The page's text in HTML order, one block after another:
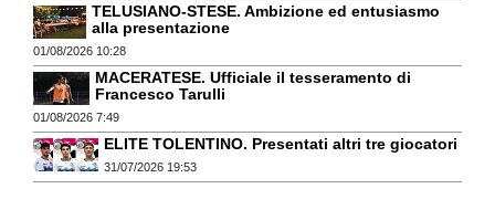
TELUSIANO-STESE. Ambizione ed entusiasmo
alla presentazione
01/08/2026 10:28
MACERATESE. Ufficiale il tesseramento di
Francesco Tarulli
01/08/2026 7:49
ELITE TOLENTINO. Presentati altri tre giocatori
31/07/2026 19:53